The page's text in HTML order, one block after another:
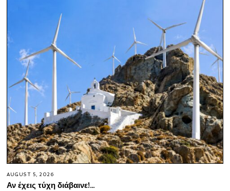
AUGUST 5, 2026
Αν έχεις τύχη διάβαινε!…